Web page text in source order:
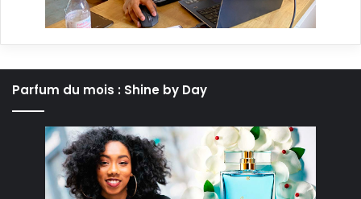
Parfum du mois : Shine by Day